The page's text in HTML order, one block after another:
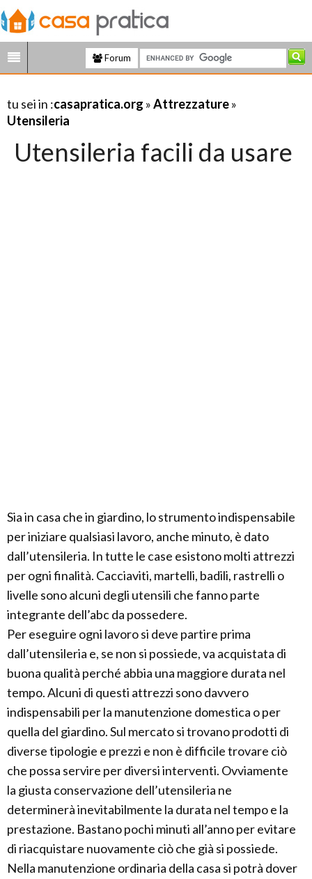
Forum
tu sei in :casapratica.org »Attrezzature»
Utensileria
Utensileria facili da usare
Sia in casa che in giardino, lo strumento indispensabile
per iniziare qualsiasi lavoro, anche minuto, è dato
dall’utensileria. In tutte le case esistono molti attrezzi
per ogni finalità. Cacciaviti, martelli, badili, rastrelli o
livelle sono alcuni degli utensili che fanno parte
integrante dell’abc da possedere.
Per eseguire ogni lavoro si deve partire prima
dall’utensileria e, se non si possiede, va acquistata di
buona qualità perché abbia una maggiore durata nel
tempo. Alcuni di questi attrezzi sono davvero
indispensabili per la manutenzione domestica o per
quella del giardino. Sul mercato si trovano prodotti di
diverse tipologie e prezzi e non è difficile trovare ciò
che possa servire per diversi interventi. Ovviamente
la giusta conservazione dell’utensileria ne
determinerà inevitabilmente la durata nel tempo e la
prestazione. Bastano pochi minuti all’anno per evitare
di riacquistare nuovamente ciò che già si possiede.
Nella manutenzione ordinaria della casa si potrà dover